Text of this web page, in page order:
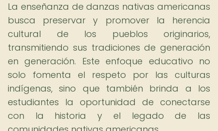
La enseñanza de danzas nativas americanas
busca preservar y promover la herencia
cultural de los pueblos originarios,
transmitiendo sus tradiciones de generación
en generación. Este enfoque educativo no
solo fomenta el respeto por las culturas
indígenas, sino que también brinda a los
estudiantes la oportunidad de conectarse
con la historia y el legado de las